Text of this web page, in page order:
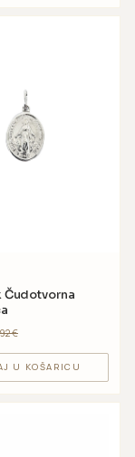
€
U KOŠARICU